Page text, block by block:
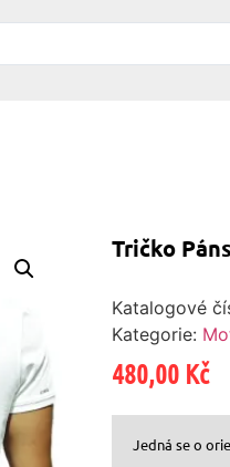
Tričko
Katalogové
Kategorie:
480,00 Kč
Jedná se o